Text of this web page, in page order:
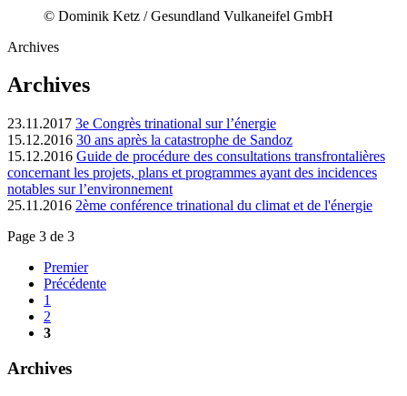
© Dominik Ketz / Gesundland Vulkaneifel GmbH
Archives
Archives
23.11.2017 3e Congrès trinational sur l’énergie
15.12.2016 30 ans après la catastrophe de Sandoz
15.12.2016 Guide de procédure des consultations transfrontalières
concernant les projets, plans et programmes ayant des incidences
notables sur l’environnement
25.11.2016 2ème conférence trinational du climat et de l'énergie
Page 3 de 3
Premier
Précédente
1
2
3
Archives